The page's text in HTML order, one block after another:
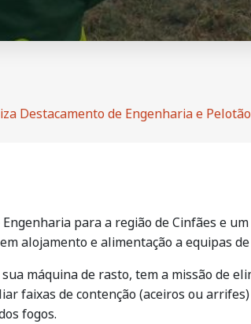
Destacamento de Engenharia e
para a região de Cinfães e
alojamento e alimentação a equipas
máquina de rasto, tem a missão de
faixas de contenção (aceiros ou
fogos.